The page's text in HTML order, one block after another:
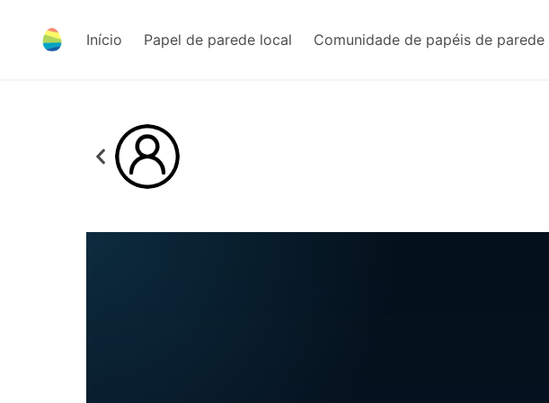
Início Papel de parede local Comunidade de papéis de parede